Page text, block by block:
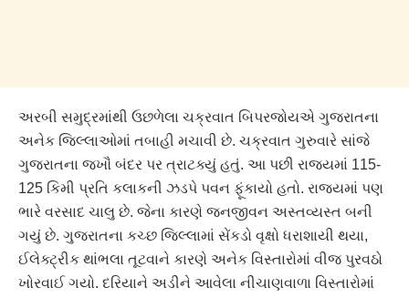
અરબી સમુદ્રમાંથી ઉછળેલા ચક્રવાત બિપરજોયએ ગુજરાતના
અનેક જિલ્લાઓમાં તબાહી મચાવી છે. ચક્રવાત ગુરુવારે સાંજે
ગુજરાતના જખૌ બંદર પર ત્રાટક્યું હતું. આ પછી રાજ્યમાં 115-
125 કિમી પ્રતિ કલાકની ઝડપે પવન ફૂંકાયો હતો. રાજ્યમાં પણ
ભારે વરસાદ ચાલુ છે. જેના કારણે જનજીવન અસ્તવ્યસ્ત બની
ગયું છે. ગુજરાતના કચ્છ જિલ્લામાં સેંકડો વૃક્ષો ધરાશાયી થયા,
ઈલેક્ટ્રીક થાંભલા તૂટવાને કારણે અનેક વિસ્તારોમાં વીજ પુરવઠો
ખોરવાઈ ગયો. દરિયાને અડીને આવેલા નીચાણવાળા વિસ્તારોમાં